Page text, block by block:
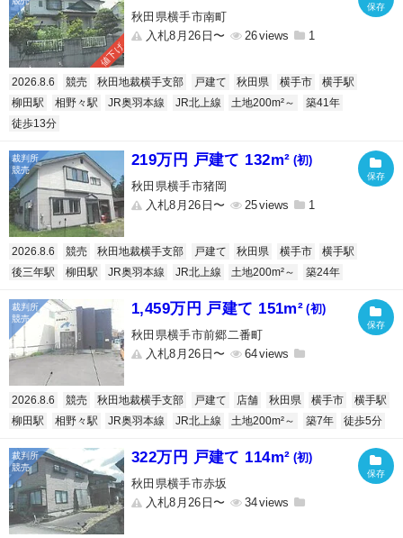
値下げ
秋田県横手市南町
入札8月26日〜
26 1
2026.8.6 競売 秋田地裁横手支部 戸建て 秋田県 横手市
横手駅
柳田駅
相野々駅 JR奥羽本線 JR北上線 土地200m²～
築41年
徒歩13分
219万円 戸建て 132m² (初)
秋田県横手市猪岡
入札8月26日〜
25 1
2026.8.6 競売 秋田地裁横手支部 戸建て 秋田県 横手市
横手駅
後三年駅
柳田駅 JR奥羽本線 JR北上線 土地200m²～ 築24年
1,459万円 戸建て 151m² (初)
秋田県横手市前郷二番町
入札8月26日〜
64
2026.8.6 競売 秋田地裁横手支部 戸建て 店舗 秋田県 横手市
横手駅
柳田駅
相野々駅 JR奥羽本線 JR北上線 土地200m²～ 築7年 徒歩5分
322万円 戸建て 114m² (初)
秋田県横手市赤坂
入札8月26日〜
34